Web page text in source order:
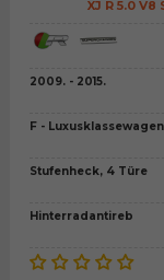
XJ R 5.0 V8
2009. - 2015.
F - Luxusklassewagen
Stufenheck, 4 Türe
Hinterradantireb